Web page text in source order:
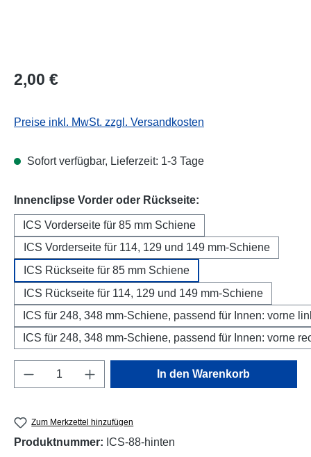
Regulärer Preis:
2,00 €
Preise inkl. MwSt. zzgl. Versandkosten
Sofort verfügbar, Lieferzeit: 1-3 Tage
Innenclipse Vorder oder Rückseite:
ICS Vorderseite für 85 mm Schiene
ICS Vorderseite für 114, 129 und 149 mm-Schiene
ICS Rückseite für 85 mm Schiene
ICS Rückseite für 114, 129 und 149 mm-Schiene
ICS für 248, 348 mm-Schiene, passend für Innen: vorne
ICS für 248, 348 mm-Schiene, passend für Innen: vorne
Produkt Anzahl: Gib den gewünschten
In den Warenkorb
Zum Merkzettel hinzufügen
Produktnummer: ICS-88-hinten